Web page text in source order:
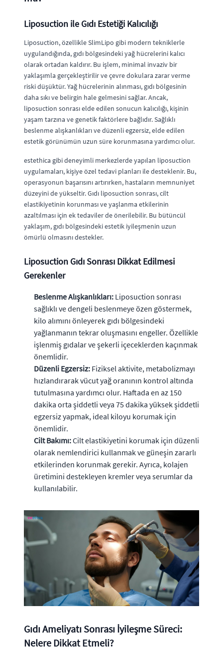
Liposuction ile Gıdı Estetiği Kalıcılığı
Liposuction, özellikle SlimLipo gibi modern tekniklerle
uygulandığında, gıdı bölgesindeki yağ hücrelerini kalıcı
olarak ortadan kaldırır. Bu işlem, minimal invaziv bir
yaklaşımla gerçekleştirilir ve çevre dokulara zarar verme
riski düşüktür. Yağ hücrelerinin alınması, gıdı bölgesinin
daha sıkı ve belirgin hale gelmesini sağlar. Ancak,
liposuction sonrası elde edilen sonucun kalıcılığı, kişinin
yaşam tarzına ve genetik faktörlere bağlıdır. Sağlıklı
beslenme alışkanlıkları ve düzenli egzersiz, elde edilen
estetik görünümün uzun süre korunmasına yardımcı olur.
estethica gibi deneyimli merkezlerde yapılan liposuction
uygulamaları, kişiye özel tedavi planları ile desteklenir. Bu,
operasyonun başarısını artırırken, hastaların memnuniyet
düzeyini de yükseltir. Gıdı liposuction sonrası, cilt
elastikiyetinin korunması ve yaşlanma etkilerinin
azaltılması için ek tedaviler de önerilebilir. Bu bütüncül
yaklaşım, gıdı bölgesindeki estetik iyileşmenin uzun
ömürlü olmasını destekler.
Liposuction Gıdı Sonrası Dikkat Edilmesi
Gerekenler
Beslenme Alışkanlıkları: Liposuction sonrası
sağlıklı ve dengeli beslenmeye özen göstermek,
kilo alımını önleyerek gıdı bölgesindeki
yağlanmanın tekrar oluşmasını engeller. Özellikle
işlenmiş gıdalar ve şekerli içeceklerden kaçınmak
önemlidir.
Düzenli Egzersiz: Fiziksel aktivite, metabolizmayı
hızlandırarak vücut yağ oranının kontrol altında
tutulmasına yardımcı olur. Haftada en az 150
dakika orta şiddetli veya 75 dakika yüksek şiddetli
egzersiz yapmak, ideal kiloyu korumak için
önemlidir.
Cilt Bakımı:Cilt elastikiyetini korumak için düzenli
olarak nemlendirici kullanmak ve güneşin zararlı
etkilerinden korunmak gerekir. Ayrıca, kolajen
üretimini destekleyen kremler veya serumlar da
kullanılabilir.
Gıdı Ameliyatı Sonrası İyileşme Süreci:
Nelere Dikkat Etmeli?